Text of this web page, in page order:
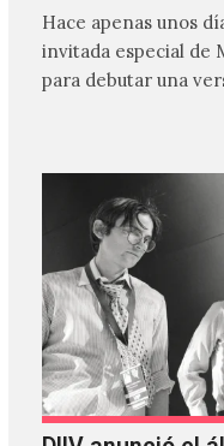
Hace apenas unos
invitada especial de
para debutar una